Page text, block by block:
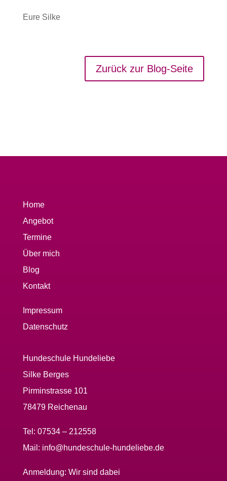
Eure Silke
Zurück zur Blog-Seite
Home
Angebot
Termine
Über mich
Blog
Kontakt
Impressum
Datenschutz
Hundeschule Hundeliebe
Silke Berges
Pirminstrasse 101
78479 Reichenau
Tel: 07534 – 212558
Mail: info@hundeschule-hundeliebe.de
Anmeldung: Wir sind dabei